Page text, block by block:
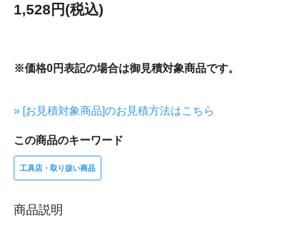
1,528円(税込)
※価格0円表記の場合は御見積対象商品です。
» [お見積対象商品]のお見積方法はこちら
この商品のキーワード
工具店・取り扱い商品
商品説明